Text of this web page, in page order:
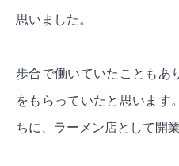
思いました。
歩合で働いていたこともあ
をもらっていたと思います
ちに、ラーメン店として開